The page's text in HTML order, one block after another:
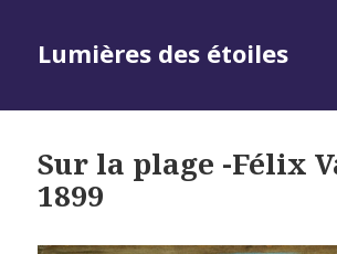
Lumières des étoiles
Sur la plage -Félix
1899